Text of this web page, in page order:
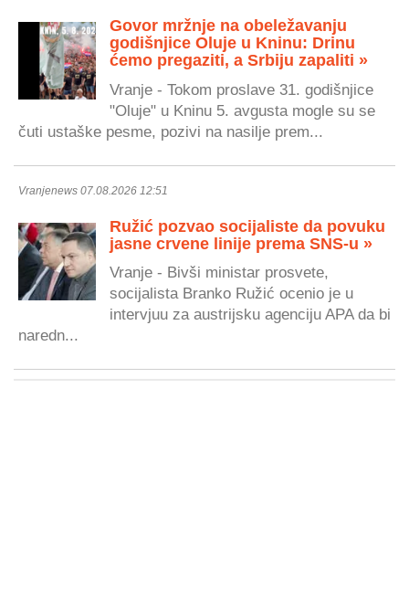
Govor mržnje na obeležavanju
godišnjice Oluje u Kninu: Drinu
ćemo pregaziti, a Srbiju zapaliti »
Vranje - Tokom proslave 31. godišnjice
"Oluje" u Kninu 5. avgusta mogle su se
čuti ustaške pesme, pozivi na nasilje prem...
Vranjenews 07.08.2026 12:51
Ružić pozvao socijaliste da povuku
jasne crvene linije prema SNS-u »
Vranje - Bivši ministar prosvete,
socijalista Branko Ružić ocenio je u
intervjuu za austrijsku agenciju APA da bi
naredn...